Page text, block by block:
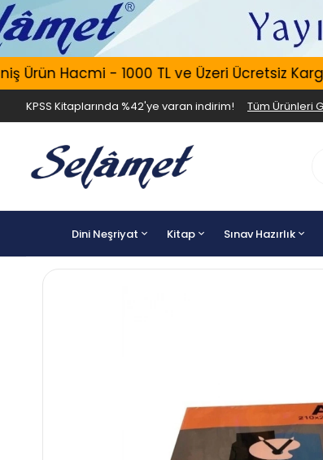
Hacmi - 1000 TL ve Üzeri Ücretsiz Kargo -
KPSS Kitaplarında %42'ye varan indirim! Tüm Ürünleri
Dini Neşriyat Kitap Sınav Hazırlık